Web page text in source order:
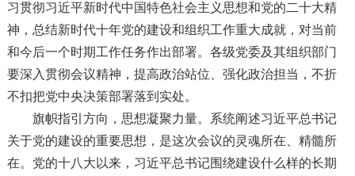
习贯彻习近平新时代中国特色社会主义思想和党的二十大精
神，总结新时代十年党的建设和组织工作重大成就，对当前
和今后一个时期工作任务作出部署。各级党委及其组织部门
要深入贯彻会议精神，提高政治站位、强化政治担当，不折
不扣把党中央决策部署落到实处。
旗帜指引方向，思想凝聚力量。系统阐述习近平总书记
关于党的建设的重要思想，是这次会议的灵魂所在、精髓所
在。党的十八大以来，习近平总书记围绕建设什么样的长期